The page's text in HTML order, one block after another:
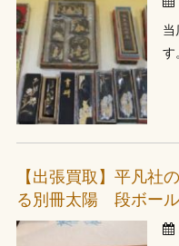
当
す
の
こ
【出張買取】平凡社
る別冊太陽 段ボー